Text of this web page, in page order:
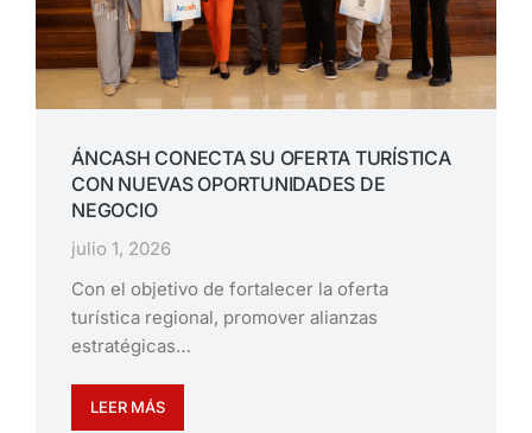
ÁNCASH CONECTA SU OFERTA TURÍSTICA
CON NUEVAS OPORTUNIDADES DE
NEGOCIO
julio 1, 2026
Con el objetivo de fortalecer la oferta
turística regional, promover alianzas
estratégicas…
LEER MÁS